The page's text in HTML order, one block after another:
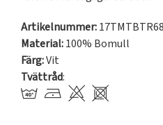
Artikelnummer:
Material:100% Bomull
Färg:Vit
Tvättråd: